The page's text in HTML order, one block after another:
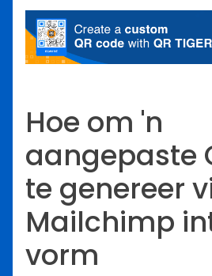
Hoe om 'n
aangepaste
te genereer
Mailchimp
vorm